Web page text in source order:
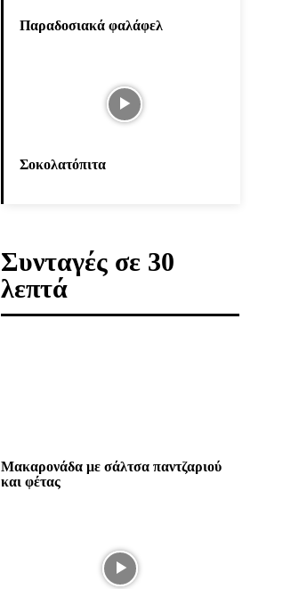
Παραδοσιακά φαλάφελ
Σοκολατόπιτα
Συνταγές σε 30
λεπτά
Μακαρονάδα με σάλτσα παντζαριού
και φέτας